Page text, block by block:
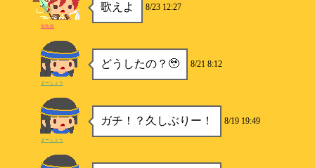
歌えよ 8/23 12:27
金魚姫
どうしたの？🥹 8/21 8:12
まーしょう
ガチ！？久しぶりー！ 8/19 19:49
まーしょう